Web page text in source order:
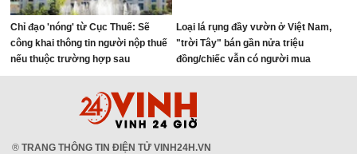
Chỉ đạo 'nóng' từ Cục Thuế: Sẽ
công khai thông tin người nộp thuế
nếu thuộc trường hợp sau
Loại lá rụng đầy vườn ở Việt Nam,
"trời Tây" bán gần nửa triệu
đồng/chiếc vẫn có người mua
® TRANG THÔNG TIN ĐIỆN TỬ VINH24H.VN